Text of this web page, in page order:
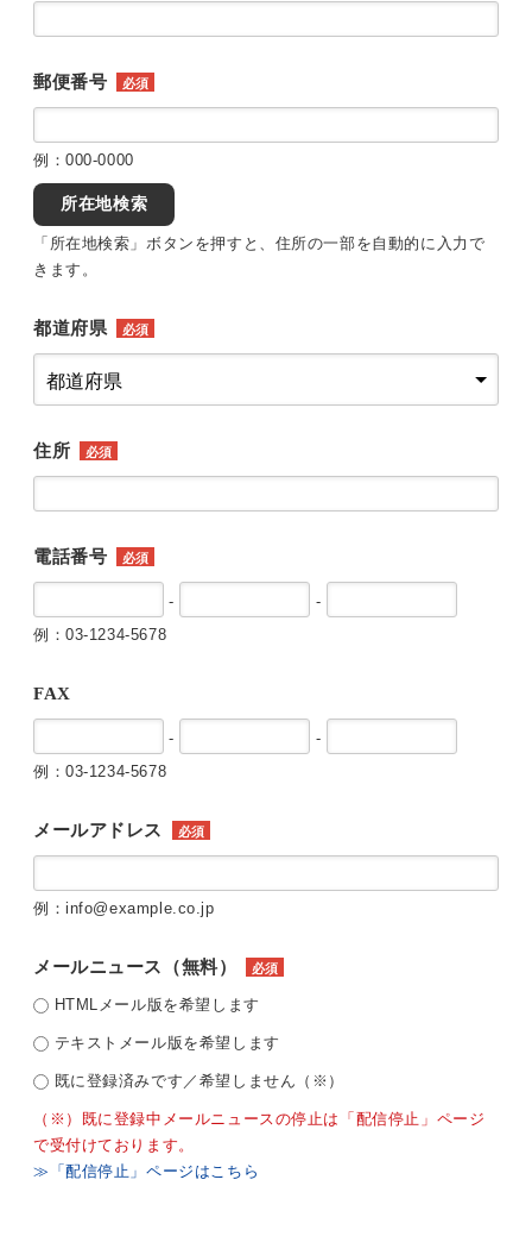
郵便番号 必須
例：000-0000
所在地検索
「所在地検索」ボタンを押すと、住所の一部を自動的に入力で
きます。
都道府県 必須
住所 必須
電話番号 必須
-
-
例：03-1234-5678
FAX
-
-
例：03-1234-5678
メールアドレス 必須
例：info@example.co.jp
メールニュース（無料） 必須
HTMLメール版を希望します
テキストメール版を希望します
既に登録済みです／希望しません（※）
（※）既に登録中メールニュースの停止は「配信停止」ページ
で受付けております。
≫「配信停止」ページはこちら